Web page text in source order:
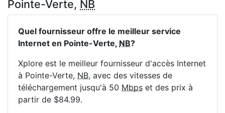
Pointe-Verte, NB
Quel fournisseur offre le meilleur service
Internet en Pointe-Verte, NB?
Xplore est le meilleur fournisseur d'accès Internet
à Pointe-Verte, NB, avec des vitesses de
téléchargement jusqu'à 50 Mbps et des prix à
partir de $84.99.